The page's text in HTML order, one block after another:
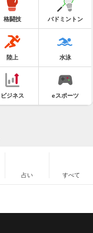
格闘技 バドミントン
陸上 水泳
ビジネス eスポーツ
占い すべて